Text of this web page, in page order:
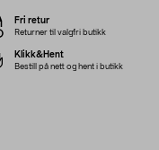
Fri retur
Returner til valgfri butikk
Klikk&Hent
Bestill på nett og hent i butikk